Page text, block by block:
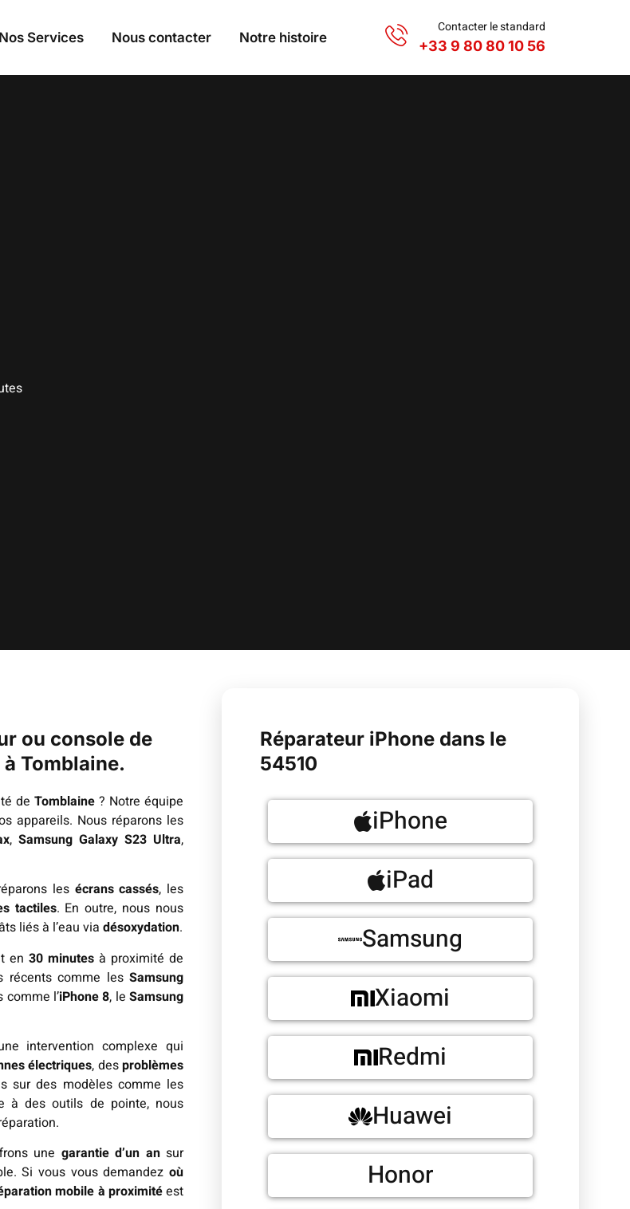
Nos Services Nous contacter Notre histoire
Contacter le standard
+33 9 80 80 10 56
ou console de
Tomblaine.
de Tomblaine? Notre équipe
appareils. Nous réparons les
,Samsung Galaxy S23 Ultra,
les écrans cassés, les
tactiles. En outre, nous nous
liés à l’eau via désoxydation.
en 30 minutes à proximité de
récents comme les Samsung
l’iPhone 8, leSamsung
intervention complexe qui
électriques, desproblèmes
sur des modèles comme les
à des outils de pointe, nous
une garantie d’un ansur
Si vous vous demandez où
mobile à proximitéest
Réparateur iPhone dans le
54510
iPhone
iPad
Samsung
Xiaomi
Redmi
Huawei
Honor